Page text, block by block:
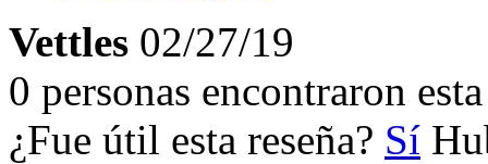
Vettles 02/27/19
0 personas encontraron
¿Fue útil esta reseña? Sí